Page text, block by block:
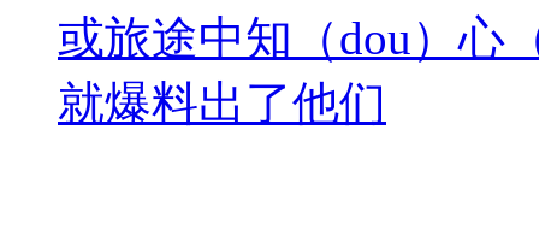
或旅途中知（dou）心
就爆料出了他们